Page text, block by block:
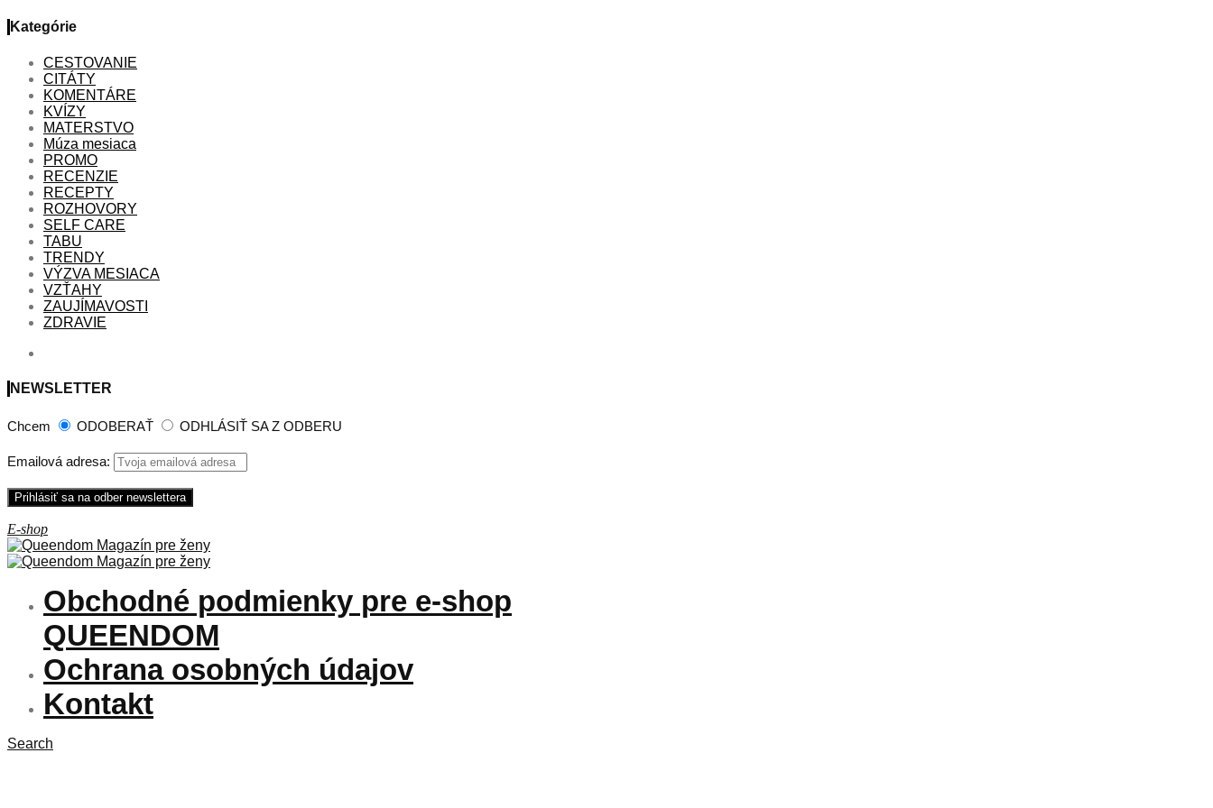
Kategórie
CESTOVANIE
CITÁTY
KOMENTÁRE
KVÍZY
MATERSTVO
Múza mesiaca
PROMO
RECENZIE
RECEPTY
ROZHOVORY
SELF CARE
TABU
TRENDY
VÝZVA MESIACA
VZŤAHY
ZAUJÍMAVOSTI
ZDRAVIE
NEWSLETTER
Chcem ODOBERAŤ ODHLÁSIŤ SA Z ODBERU
Emailová adresa:
Obchodné podmienky pre e-shop
QUEENDOM
Ochrana osobných údajov
Kontakt
Search